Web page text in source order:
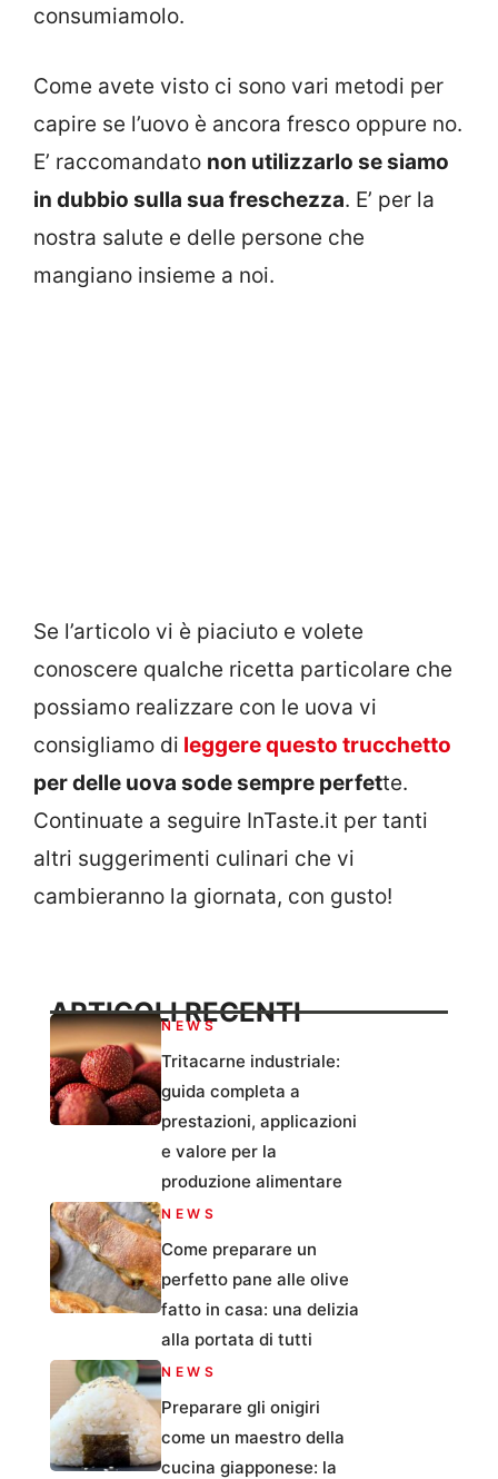
consumiamolo.
Come avete visto ci sono vari metodi per
capire se l’uovo è ancora fresco oppure no.
E’ raccomandato non utilizzarlo se siamo
in dubbio sulla sua freschezza. E’ per la
nostra salute e delle persone che
mangiano insieme a noi.
Se l’articolo vi è piaciuto e volete
conoscere qualche ricetta particolare che
possiamo realizzare con le uova vi
consigliamo di leggere questo trucchetto
per delle uova sode sempre perfette.
Continuate a seguire InTaste.it per tanti
altri suggerimenti culinari che vi
cambieranno la giornata, con gusto!
ARTICOLI RECENTI
NEWS
Tritacarne industriale:
guida completa a
prestazioni, applicazioni
e valore per la
produzione alimentare
NEWS
Come preparare un
perfetto pane alle olive
fatto in casa: una delizia
alla portata di tutti
NEWS
Preparare gli onigiri
come un maestro della
cucina giapponese: la